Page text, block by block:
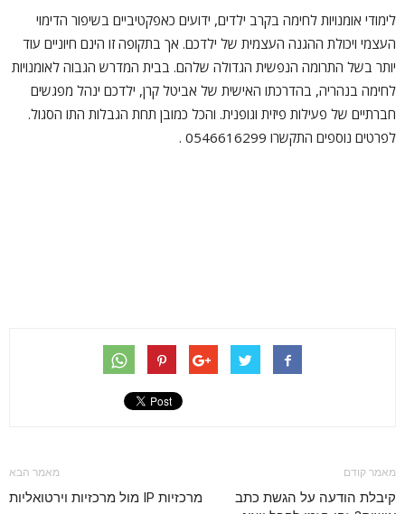
לימודי אומנויות לחימה בקרב ילדים, ידועים כאפקטיביים בשיפור הדימוי
העצמי ויכולת ההגנה העצמית של ילדכם. אך בתקופה זו הינם חיוניים עוד
יותר בשל התרומה הנפשית הגדולה שלהם. בבית המדרש הגבוה לאומנויות
לחימה בנהריה, בהדרכתו האישית של אביטל קרן, ילדכם ינהל מפגשים
חברתיים של פעילות פיזית וגופנית. והכל כמובן תחת הגבלות התו הסגול.
לפרטים נוספים התקשרו 0546616299 .
מאמר קודם
קיבלת הודעה על הגשת כתב
מאמר הבא
מרכזיות IP מול מרכזיות וירטואליות